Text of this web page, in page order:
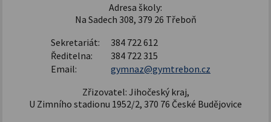
Adresa školy:
Na Sadech 308, 379 26 Třeboň
Sekretariát:
384 722 612
Ředitelna:
384 722 315
Email:
gymnaz@gymtrebon.cz
Zřizovatel: Jihočeský kraj,
U Zimního stadionu 1952/2, 370 76 České Budějovice